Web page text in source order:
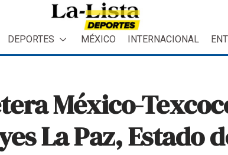
DEPORTES MÉXICO INTERNACIONAL
México-
La Paz, Estado